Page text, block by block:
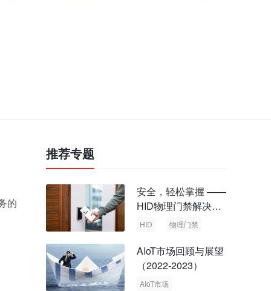
的
推荐专题
安全，轻松掌握 ——
HID物理门禁解决方
案，启动智慧安全新
HID 物理门禁
AIoT市场回顾与展望
（2022-2023）
AIoT市场